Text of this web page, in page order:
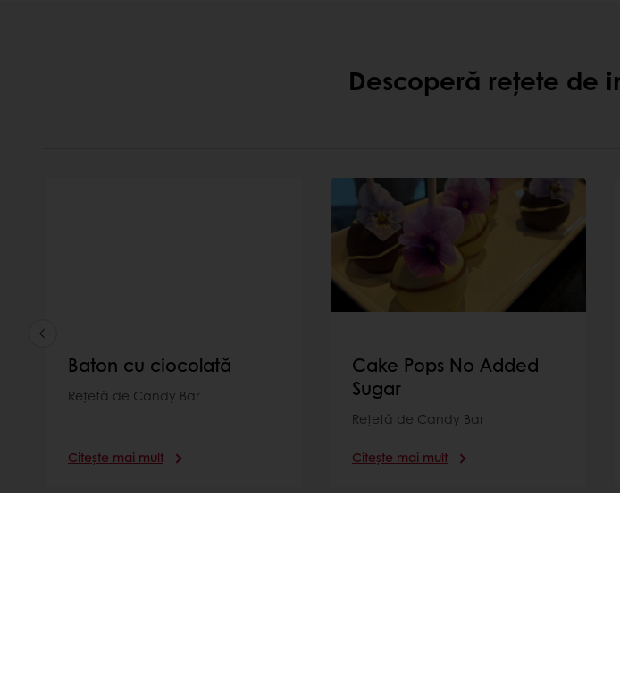
Descoperă rețete de
Baton cu ciocolată
Rețetă de Candy Bar
Citește mai mult
Cake Pops No Added
Sugar
Rețetă de Candy Bar
Citește mai mult